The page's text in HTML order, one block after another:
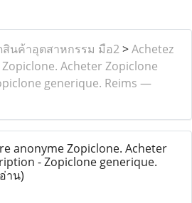
สินค้าอุตสาหกรรม มือ2>Achetez
Acheter Zopiclone
generique. Reims —
anonyme Zopiclone. Acheter
- Zopiclone generique.
าน)